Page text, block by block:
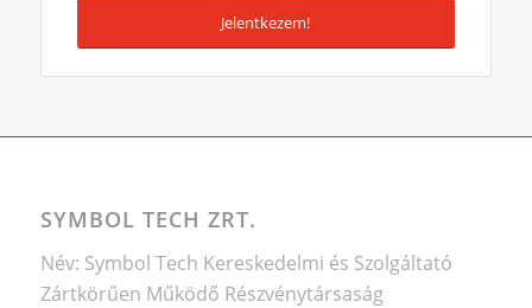
Jelentkezem!
SYMBOL TECH ZRT.
Név: Symbol Tech Kereskedelmi és Szolgáltató
Zártkörűen Működő Részvénytársaság